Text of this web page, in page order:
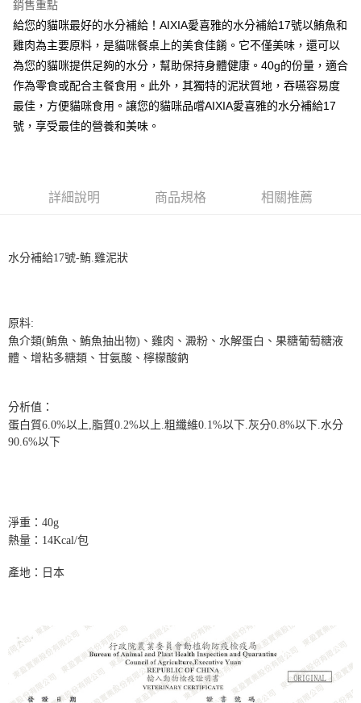
【關於「AFTEE先享後付」】
AFTEE先享後付是「在收到商品之後才付款」的支付方式。 讓您購物簡單
便利好安心！
２．便利：只要手機號碼，簡訊認證，即可結帳。
３．安心：先確認商品／服務後，再付款。
【「AFTEE先享後付」結帳流程】
１．於結帳方式選擇「AFTEE先享後付」後，將跳轉至「AFTEE先享後付」
※ 請注意：結帳手續完成當下不需立刻繳費，但若您需要取消訂單，請聯絡
是否繳費成功／繳費後需取消欲退款等相關疑問，請聯繫「AFTEE先享後付
１．透過由恩沛科技股份有限公司提供之「AFTEE先享後付」服務完成之交
易，需依本服務之必要範圍內提供個人資料，並將交易相關給付款項請求債
權轉讓予恩沛科技股份有限公司。
２．關於個人資料處理事宜，請瀏覽以下網址：
「AFTEE先享後付」，若未經同意申辦者引起之損失，本公司不負相關責
任。
４．使用「AFTEE先享後付」時，將依據個別帳號之用戶狀況，依本公司即
時審查核予不同之上限額度；若仍有額度不足之情形，本公司將視審查結果
ATM付款
運送方式
全家取貨付款
每筆NT$70，滿NT$999(含以上)免運費
7-11取貨付款
每筆NT$60，滿NT$1,111(含以上)免運費
每筆NT$110，滿NT$2,100(含以上)免運費
銷售重點
給您的貓咪最好的水分補給！AIXIA愛喜雅的水分補給17號以鮪魚和
雞肉為主要原料，是貓咪餐桌上的美食佳餚。它不僅美味，還可以
為您的貓咪提供足夠的水分，幫助保持身體健康。40g的份量，適合
作為零食或配合主餐食用。此外，其獨特的泥狀質地，吞嚥容易度
最佳，方便貓咪食用。讓您的貓咪品嚐AIXIA愛喜雅的水分補給17
號，享受最佳的營養和美味。
詳細說明 商品規格 相關推薦
水分補給17號-鮪.雞泥狀
原料:
魚介類(鮪魚、鮪魚抽出物)、雞肉、澱粉、水解蛋白、果糖葡萄糖液
體、增粘多糖類、甘氨酸、檸檬酸鈉
分析值：
蛋白質6.0%以上,脂質0.2%以上.粗纖維0.1%以下.灰分0.8%以下.水分
90.6%以下
淨重：40g
熱量：14Kcal/包
產地：日本